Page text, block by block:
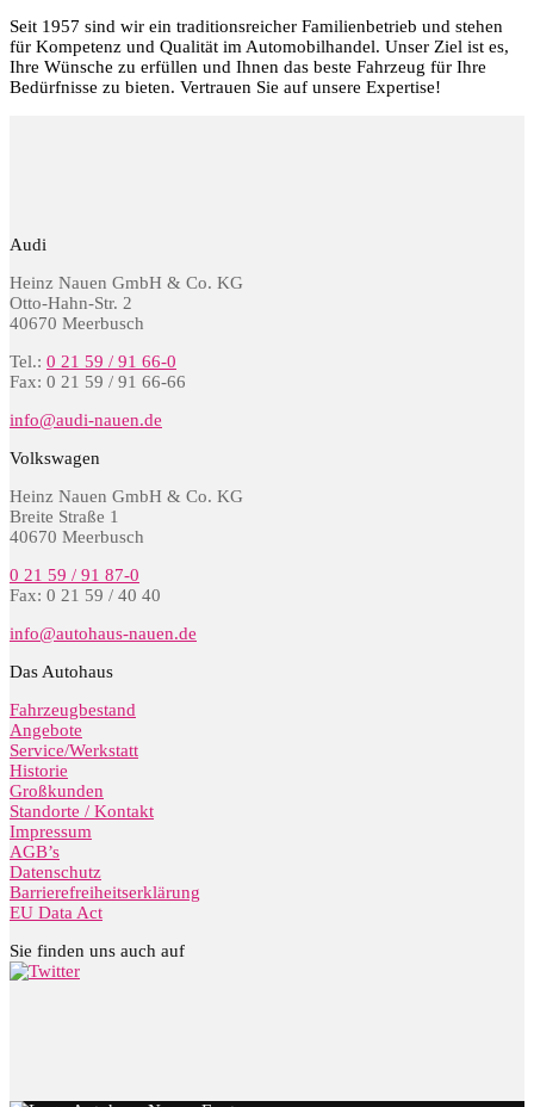
Seit 1957 sind wir ein traditionsreicher Familienbetrieb und stehen
für Kompetenz und Qualität im Automobilhandel. Unser Ziel ist es,
Ihre Wünsche zu erfüllen und Ihnen das beste Fahrzeug für Ihre
Bedürfnisse zu bieten. Vertrauen Sie auf unsere Expertise!
Audi
Heinz Nauen GmbH & Co. KG
Otto-Hahn-Str. 2
40670 Meerbusch
Tel.: 0 21 59 / 91 66-0
Fax: 0 21 59 / 91 66-66
info@audi-nauen.de
Volkswagen
Heinz Nauen GmbH & Co. KG
Breite Straße 1
40670 Meerbusch
0 21 59 / 91 87-0
Fax: 0 21 59 / 40 40
info@autohaus-nauen.de
Das Autohaus
Fahrzeugbestand
Angebote
Service/Werkstatt
Historie
Großkunden
Standorte / Kontakt
Impressum
AGB’s
Datenschutz
Barrierefreiheitserklärung
EU Data Act
Sie finden uns auch auf